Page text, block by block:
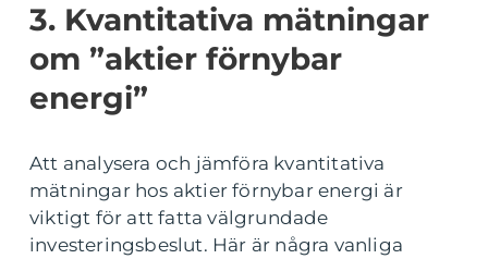
3. Kvantitativa mätningar
om ”aktier förnybar
energi”
Att analysera och jämföra kvantitativa
mätningar hos aktier förnybar energi är
viktigt för att fatta välgrundade
investeringsbeslut. Här är några vanliga